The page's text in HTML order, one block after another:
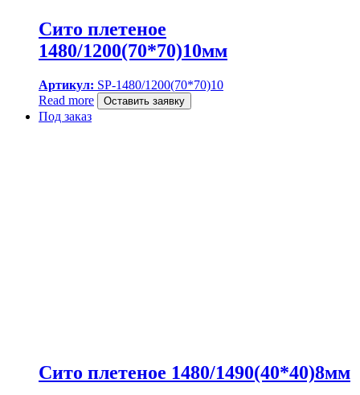
Сито плетеное
1480/1200(70*70)10мм
Артикул: SP-1480/1200(70*70)10
Read more
Оставить заявку
Под заказ
Сито плетеное 1480/1490(40*40)8мм